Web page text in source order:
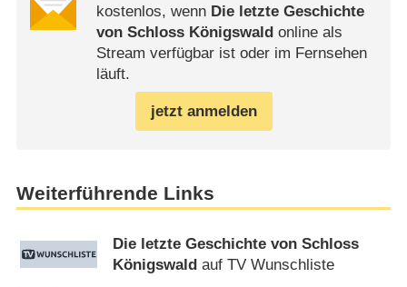
kostenlos, wenn Die letzte Geschichte
von Schloss Königswaldonline als
Stream verfügbar ist oder im Fernsehen
läuft.
jetzt anmelden
Weiterführende Links
Die letzte Geschichte von Schloss
Königswald auf TV Wunschliste